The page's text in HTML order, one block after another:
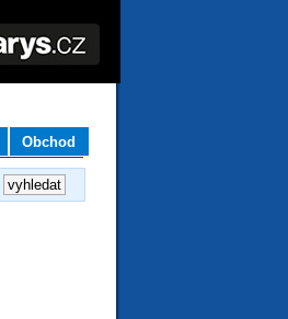
Obchod